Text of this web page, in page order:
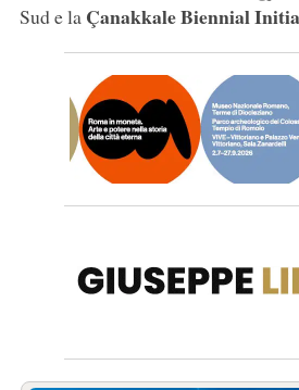
Sud e la Çanakkale Biennial